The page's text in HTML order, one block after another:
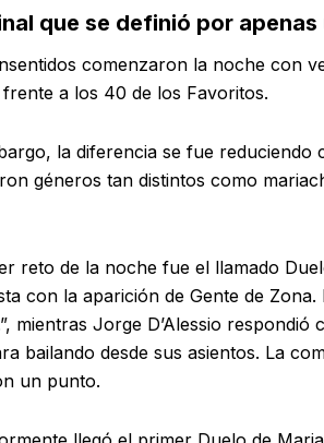
que se definió por apenas
comenzaron la noche con
a los 40 de los Favoritos.
la diferencia se fue
géneros tan distintos como
reto de la noche fue el llamado
con la aparición de Gente de
mientras Jorge D’Alessio
bailando desde sus asientos. La
un punto.